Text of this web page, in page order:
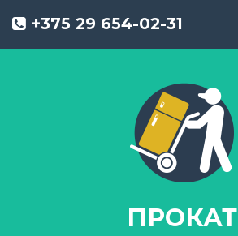
+375 29 654-02-31
ПРОКАТ